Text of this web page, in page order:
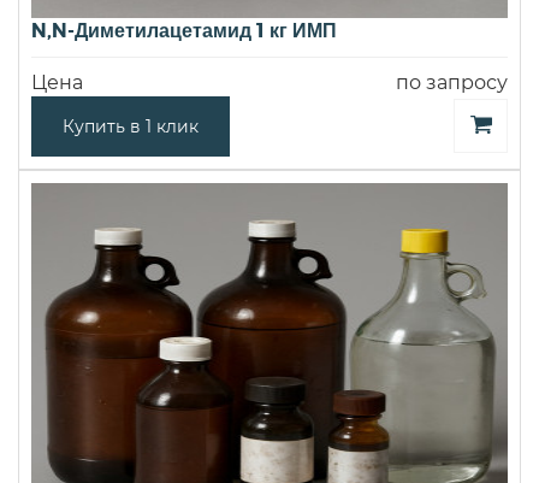
N,N-Диметилацетамид 1 кг ИМП
Цена по запросу
Купить в 1 клик